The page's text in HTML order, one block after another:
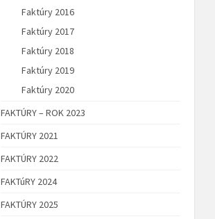
Faktúry 2016
Faktúry 2017
Faktúry 2018
Faktúry 2019
Faktúry 2020
FAKTÚRY – ROK 2023
FAKTÚRY 2021
FAKTÚRY 2022
FAKTúRY 2024
FAKTÚRY 2025